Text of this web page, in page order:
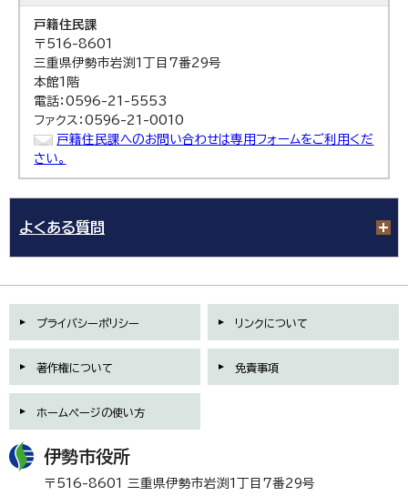
戸籍住民課
〒516-8601
三重県伊勢市岩渕1丁目7番29号
本館1階
電話：0596-21-5553
ファクス：0596-21-0010
戸籍住民課へのお問い合わせは専用フォームをご利用くだ
さい。
よくある質問
プライバシーポリシー リンクについて
著作権について 免責事項
ホームページの使い方
伊勢市役所
〒516-8601 三重県伊勢市岩渕1丁目7番29号